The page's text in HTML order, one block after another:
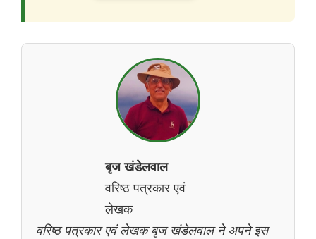
बृज खंडेलवाल
वरिष्ठ पत्रकार एवं
लेखक
वरिष्ठ पत्रकार एवं लेखक बृज खंडेलवाल ने अपने इस